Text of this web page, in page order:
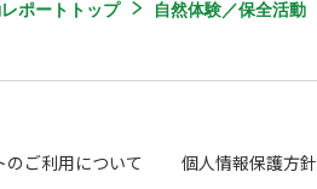
ポートトップ 自然体験／保全活動
のご利用について 個人情報保護方針